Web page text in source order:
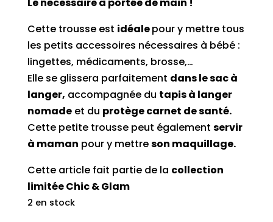
Le nécessaire à portée de main !
Cette trousse est idéalepour y mettre tous
les petits accessoires nécessaires à bébé :
lingettes, médicaments, brosse,…
Elle se glissera parfaitement dans le sac à
langer, accompagnée du tapis à langer
nomadeet du protège carnet de santé.
Cette petite trousse peut également servir
à maman pour y mettreson maquillage.
Cette article fait partie de la collection
limitée Chic & Glam
2 en stock